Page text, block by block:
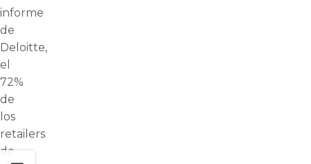
informe
de
Deloitte,
el
72%
de
los
retailers
de